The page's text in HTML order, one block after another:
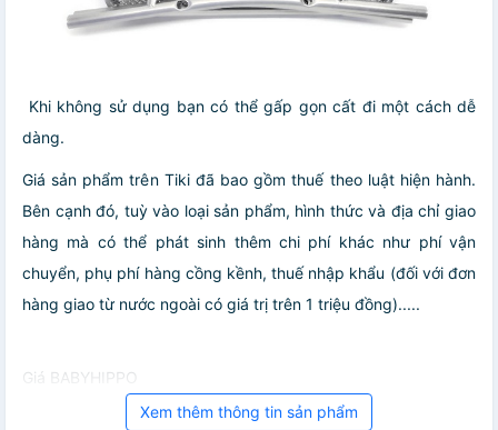
Khi không sử dụng bạn có thể gấp gọn cất đi một cách dễ
dàng.
Giá sản phẩm trên Tiki đã bao gồm thuế theo luật hiện hành.
Bên cạnh đó, tuỳ vào loại sản phẩm, hình thức và địa chỉ giao
hàng mà có thể phát sinh thêm chi phí khác như phí vận
chuyển, phụ phí hàng cồng kềnh, thuế nhập khẩu (đối với đơn
hàng giao từ nước ngoài có giá trị trên 1 triệu đồng).....
Giá BABYHIPPO
Xem thêm thông tin sản phẩm